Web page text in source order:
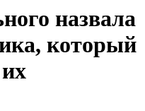
назвала
который